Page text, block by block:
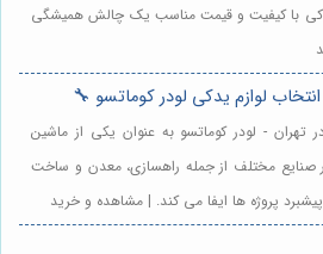
یدکی با کیفیت و قیمت مناسب یک چالش همیشگی
تهران - لودر کوماتسو به عنوان یکی از ماشین
صنایع مختلف از جمله راهسازی، معدن و ساخت
پروژه ها ایفا می کند. | مشاهده و خرید